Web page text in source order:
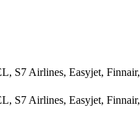
S7 Airlines, Easyjet, Finnair,
S7 Airlines, Easyjet, Finnair,